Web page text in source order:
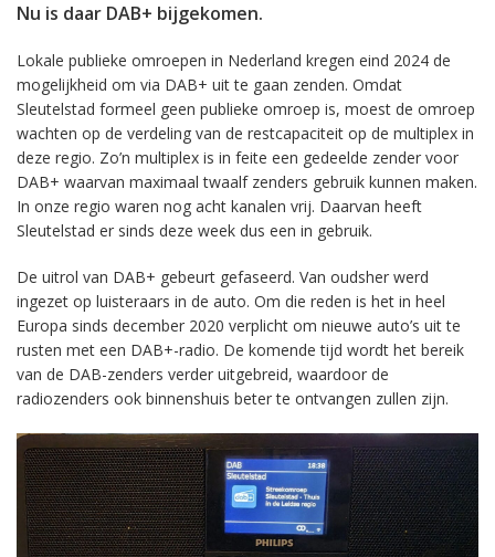
Nu is daar DAB+ bijgekomen.
Lokale publieke omroepen in Nederland kregen eind 2024 de
mogelijkheid om via DAB+ uit te gaan zenden. Omdat
Sleutelstad formeel geen publieke omroep is, moest de omroep
wachten op de verdeling van de restcapaciteit op de multiplex in
deze regio. Zo’n multiplex is in feite een gedeelde zender voor
DAB+ waarvan maximaal twaalf zenders gebruik kunnen maken.
In onze regio waren nog acht kanalen vrij. Daarvan heeft
Sleutelstad er sinds deze week dus een in gebruik.
De uitrol van DAB+ gebeurt gefaseerd. Van oudsher werd
ingezet op luisteraars in de auto. Om die reden is het in heel
Europa sinds december 2020 verplicht om nieuwe auto’s uit te
rusten met een DAB+-radio. De komende tijd wordt het bereik
van de DAB-zenders verder uitgebreid, waardoor de
radiozenders ook binnenshuis beter te ontvangen zullen zijn.